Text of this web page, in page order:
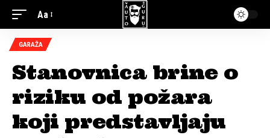
Aa
GARAŽA
Stanovnica brine o
riziku od požara
koji predstavljaju